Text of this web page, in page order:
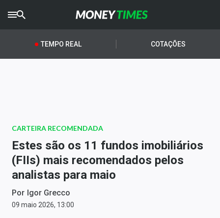
CRYPTOTIMES
AGROTIMES
Newsletters
Money Trader
Anuncie
Últimas Notícias
TEMPO REAL COTAÇÕES
CARTEIRA RECOMENDADA
Estes são os 11 fundos imobiliários
(FIIs) mais recomendados pelos
analistas para maio
Por Igor Grecco
09 maio 2026, 13:00